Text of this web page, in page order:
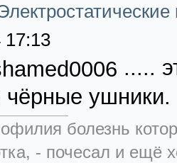
17:13
.....
чёрные ушники.
болезнь
- почесал и ещё